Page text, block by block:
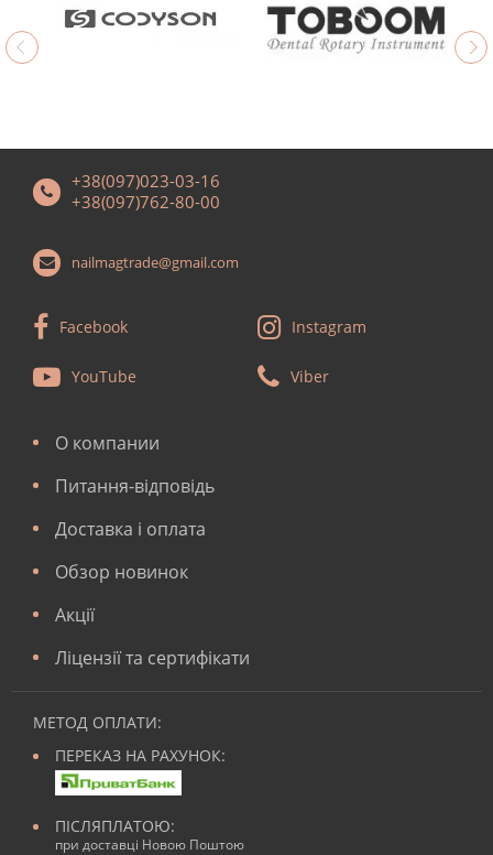
+38(097)023-03-16
+38(097)762-80-00
nailmagtrade@gmail.com
Facebook Instagram
YouTube Viber
О компании
Питання-відповідь
Доставка і оплата
Обзор новинок
Акції
Ліцензії та сертифікати
МЕТОД ОПЛАТИ:
ПЕРЕКАЗ НА РАХУНОК:
ПІСЛЯПЛАТОЮ:
при доставці Новою Поштою